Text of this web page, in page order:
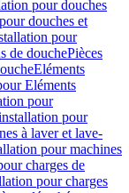
pour douches
douches et
pour
de douchePièces
Eléments
Eléments
pour
pour
à laver et lave-
pour machines
charges de
pour charges